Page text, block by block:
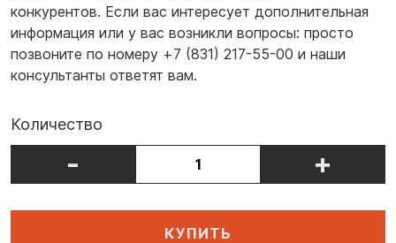
конкурентов. Если вас интересует дополнительная
информация или у вас возникли вопросы: просто
позвоните по номеру +7 (831) 217-55-00 и наши
консультанты ответят вам.
Количество
- +
КУПИТЬ